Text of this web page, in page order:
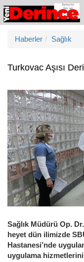
Haberler Sağlık
Turkovac Aşısı
Sağlık Müdürü Op.
heyet dün ilimizde
Hastanesi’nde
uygulama